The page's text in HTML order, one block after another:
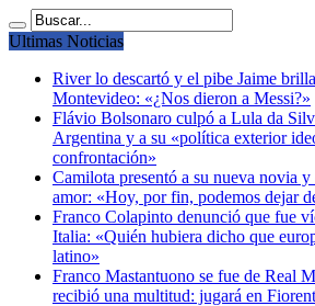
Ultimas Noticias
River lo descartó y el pibe Jaime
Montevideo: «¿Nos dieron a Messi?»
Flávio Bolsonaro culpó a Lula da
Argentina y a su «política exterior
confrontación»
Camilota presentó a su nueva novia
amor: «Hoy, por fin, podemos dejar
Franco Colapinto denunció que fue
Italia: «Quién hubiera dicho que
latino»
Franco Mastantuono se fue de Real
recibió una multitud: jugará en